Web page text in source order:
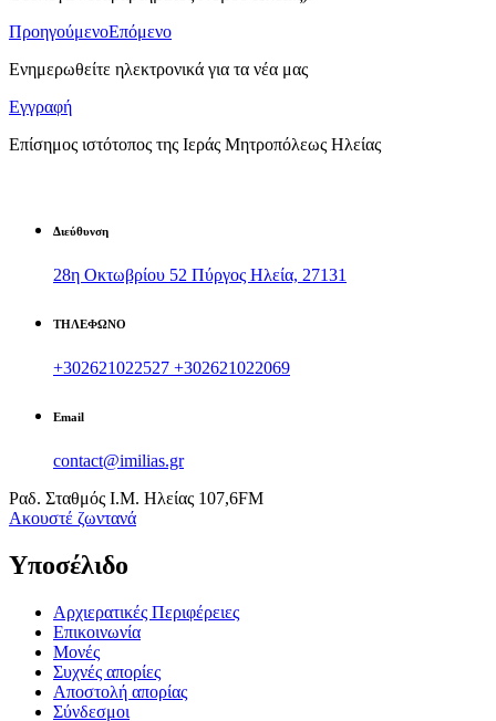
ΠροηγούμενοΕπόμενο
Ενημερωθείτε ηλεκτρονικά για τα νέα μας
Εγγραφή
Επίσημος ιστότοπος της Ιεράς Μητροπόλεως Ηλείας
Διεύθυνση
28η Οκτωβρίου 52 Πύργος Ηλεία, 27131
ΤΗΛΕΦΩΝΟ
+302621022527 +302621022069
Email
contact@imilias.gr
Ραδ. Σταθμός Ι.Μ. Ηλείας 107,6FM
Aκουστέ ζωντανά
Υποσέλιδο
Αρχιερατικές Περιφέρειες
Επικοινωνία
Μονές
Συχνές απορίες
Αποστολή απορίας
Σύνδεσμοι